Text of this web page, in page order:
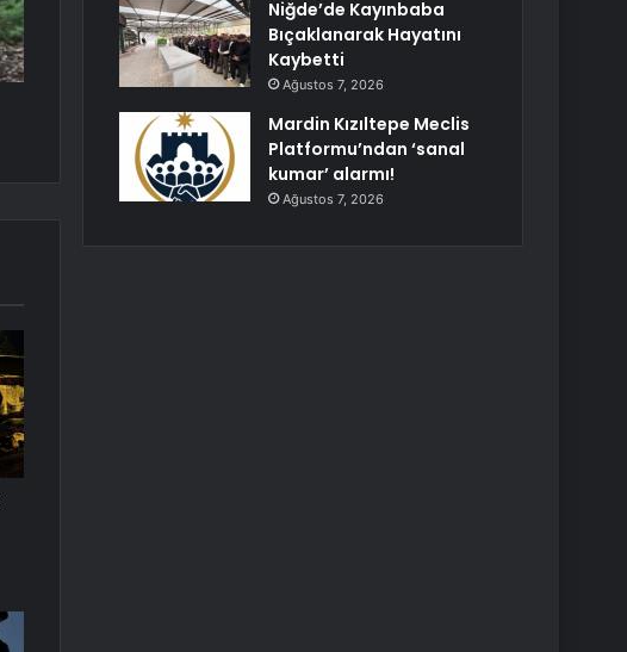
Niğde’de Kayınbaba
Bıçaklanarak Hayatını
Kaybetti
Ağustos 7, 2026
Mardin Kızıltepe Meclis
Platformu’ndan ‘sanal
kumar’ alarmı!
Ağustos 7, 2026